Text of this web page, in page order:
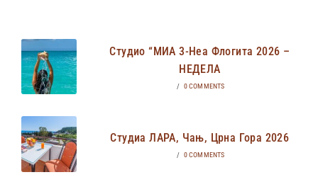
Студио “МИА 3-Неа Флогита 2026 –
НЕДЕЛА
/ 0 COMMENTS
Студиа ЛАРА, Чањ, Црна Гора 2026
/ 0 COMMENTS